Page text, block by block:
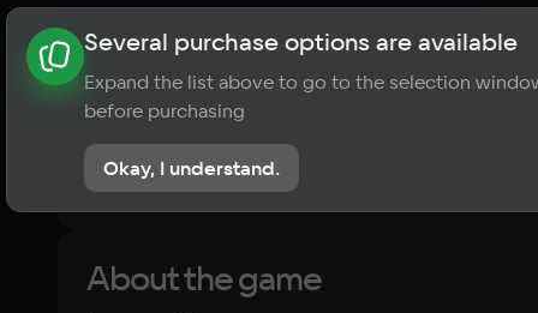
About the game News Publications
? Player ratings
No reviews
About the game
Several purchase options are available
Expand the list above to go to the selection
before purchasing
Okay, I understand.